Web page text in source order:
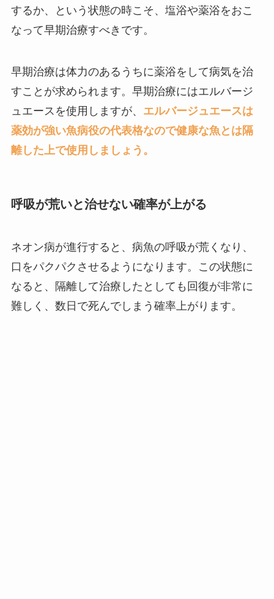
するか、という状態の時こそ、塩浴や薬浴をおこ
なって早期治療すべきです。
早期治療は体力のあるうちに薬浴をして病気を治
すことが求められます。早期治療にはエルバージ
ュエースを使用しますが、 エルバージュエースは
薬効が強い魚病役の代表格なので健康な魚とは隔
離した上で使用しましょう。
呼吸が荒いと治せない確率が上がる
ネオン病が進行すると、病魚の呼吸が荒くなり、
口をパクパクさせるようになります。この状態に
なると、隔離して治療したとしても回復が非常に
難しく、数日で死んでしまう確率上がります。